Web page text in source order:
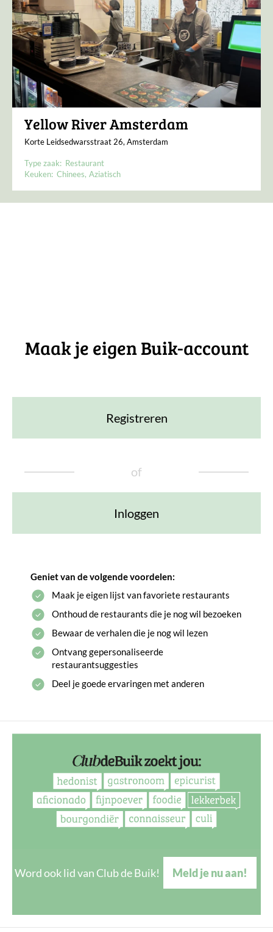
Yellow River Amsterdam
Korte Leidsedwarsstraat 26, Amsterdam
Type zaak: Restaurant
Keuken: Chinees Aziatisch
Maak je eigen Buik-account
Registreren
of
Inloggen
Geniet van de volgende voordelen:
Maak je eigen lijst van favoriete restaurants
Onthoud de restaurants die je nog wil bezoeken
Bewaar de verhalen die je nog wil lezen
Ontvang gepersonaliseerde
restaurantsuggesties
Deel je goede ervaringen met anderen
Word ook lid van Club de Buik! Meld je nu aan!